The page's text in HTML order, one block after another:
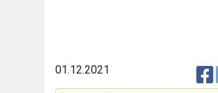
01.12.2021